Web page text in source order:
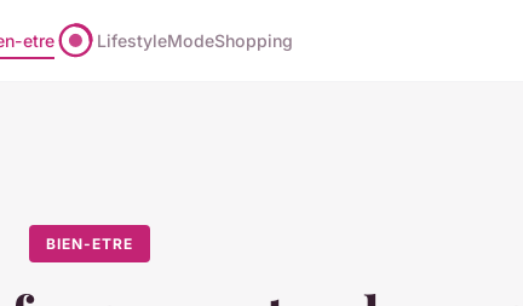
etre LifestyleModeShopping
BIEN-ETRE